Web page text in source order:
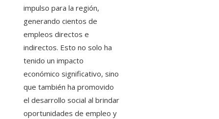
impulso para la región,
generando cientos de
empleos directos e
indirectos. Esto no solo ha
tenido un impacto
económico significativo, sino
que también ha promovido
el desarrollo social al brindar
oportunidades de empleo y